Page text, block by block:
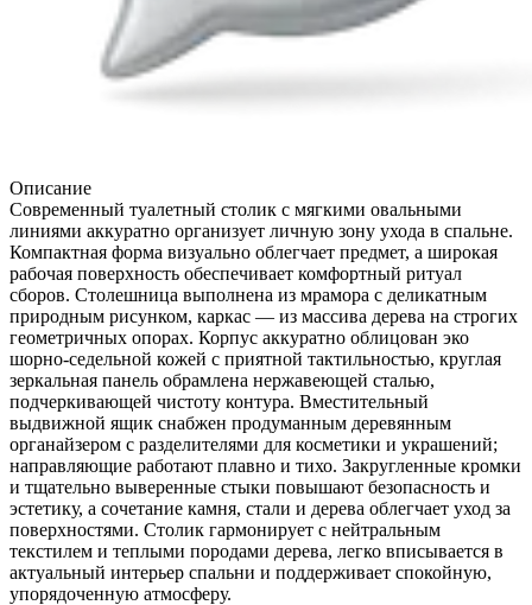
Описание
Современный туалетный столик с мягкими овальными
линиями аккуратно организует личную зону ухода в спальне.
Компактная форма визуально облегчает предмет, а широкая
рабочая поверхность обеспечивает комфортный ритуал
сборов. Столешница выполнена из мрамора с деликатным
природным рисунком, каркас — из массива дерева на строгих
геометричных опорах. Корпус аккуратно облицован эко
шорно-седельной кожей с приятной тактильностью, круглая
зеркальная панель обрамлена нержавеющей сталью,
подчеркивающей чистоту контура. Вместительный
выдвижной ящик снабжен продуманным деревянным
органайзером с разделителями для косметики и украшений;
направляющие работают плавно и тихо. Закругленные кромки
и тщательно выверенные стыки повышают безопасность и
эстетику, а сочетание камня, стали и дерева облегчает уход за
поверхностями. Столик гармонирует с нейтральным
текстилем и теплыми породами дерева, легко вписывается в
актуальный интерьер спальни и поддерживает спокойную,
упорядоченную атмосферу.